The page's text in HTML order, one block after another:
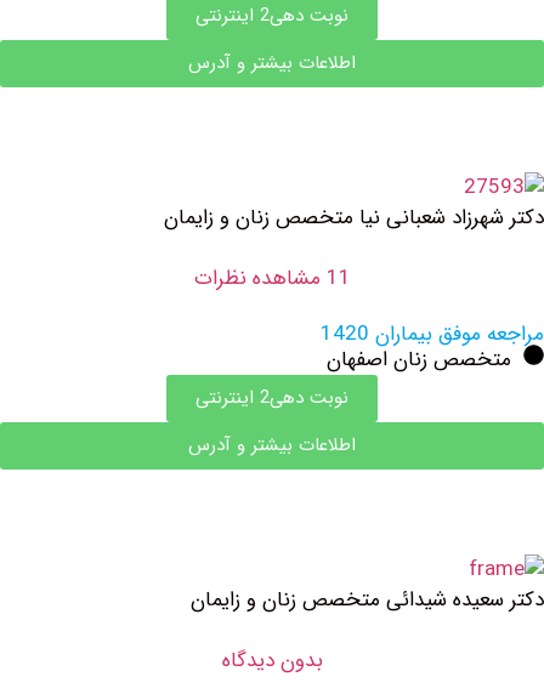
نوبت دهی2 اینترنتی
اطلاعات بیشتر و آدرس
شعبانی نیا متخصص زنان و زایمان
بیماران 1420
زنان اصفهان
نوبت دهی2 اینترنتی
اطلاعات بیشتر و آدرس
شیدائی متخصص زنان و زایمان
بدون دیدگاه